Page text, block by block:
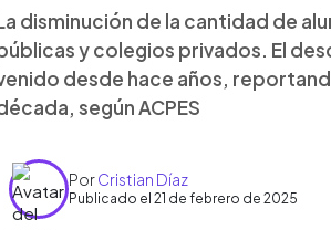
disminución de la cantidad de
y colegios privados. El
desde hace años,
según ACPES
PorCristian Díaz
Publicado el 21 de febrero de 2025